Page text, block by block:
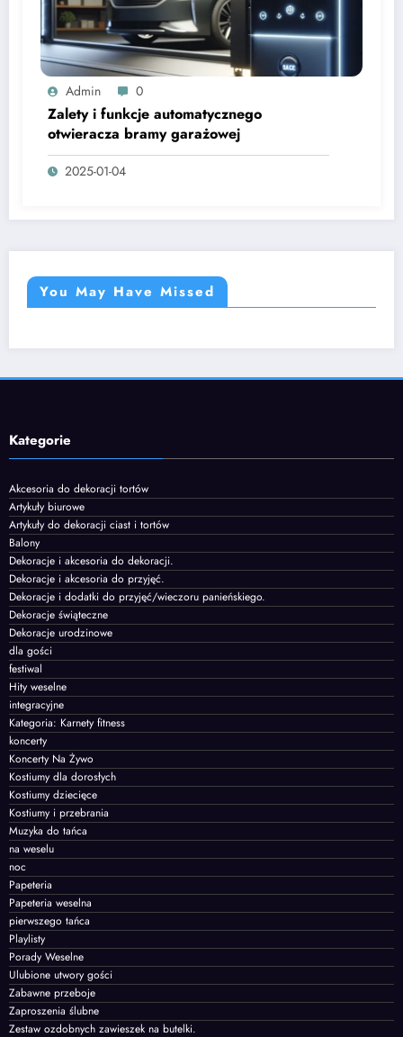
Admin 0
Zalety i funkcje automatycznego
otwieracza bramy garażowej
2025-01-04
You May Have Missed
Kategorie
Akcesoria do dekoracji tortów
Artykuły biurowe
Artykuły do dekoracji ciast i tortów
Balony
Dekoracje i akcesoria do dekoracji.
Dekoracje i akcesoria do przyjęć.
Dekoracje i dodatki do przyjęć/wieczoru panieńskiego.
Dekoracje świąteczne
Dekoracje urodzinowe
dla gości
festiwal
Hity weselne
integracyjne
Kategoria: Karnety fitness
koncerty
Koncerty Na Żywo
Kostiumy dla dorosłych
Kostiumy dziecięce
Kostiumy i przebrania
Muzyka do tańca
na weselu
noc
Papeteria
Papeteria weselna
pierwszego tańca
Playlisty
Porady Weselne
Ulubione utwory gości
Zabawne przeboje
Zaproszenia ślubne
Zestaw ozdobnych zawieszek na butelki.